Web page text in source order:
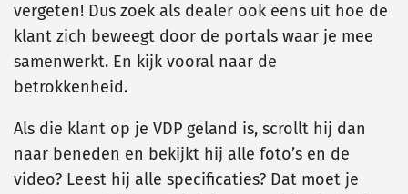
vergeten! Dus zoek als dealer ook eens uit hoe de
klant zich beweegt door de portals waar je mee
samenwerkt. En kijk vooral naar de
betrokkenheid.
Als die klant op je VDP geland is, scrollt hij dan
naar beneden en bekijkt hij alle foto’s en de
video? Leest hij alle specificaties? Dat moet je